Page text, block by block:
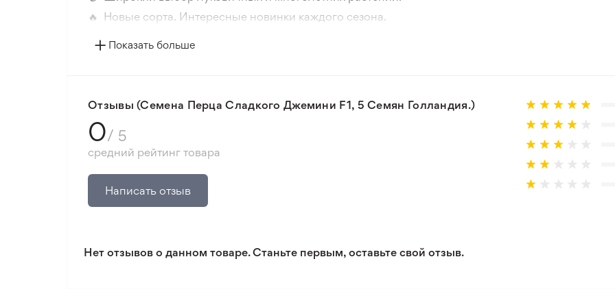
🔥 Новые сорта. Интересные новинки каждого сезона.
📸 Соответствие сортов. Совпадение фотографии товара и реального растения.
Показать больше
Отзывы (Семена Перца Сладкого Джемини F1, 5 Семян Голландия.)
0/ 5
средний рейтинг товара
Написать отзыв
Нет отзывов о данном товаре. Станьте первым, оставьте свой отзыв.